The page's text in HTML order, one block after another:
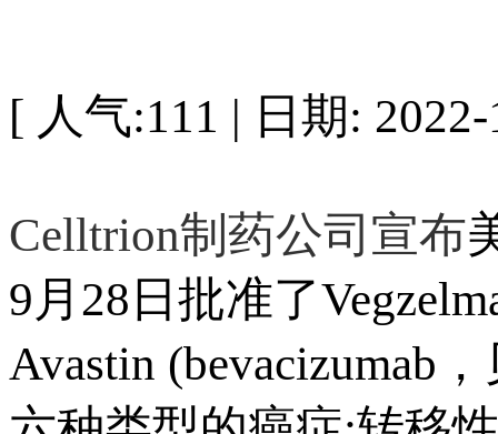
[ 人气:111 | 日期:
Celltrion制药公司宣布
9月28日批准了
Avastin (bevacizumab